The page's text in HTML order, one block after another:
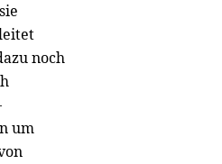
noch
um